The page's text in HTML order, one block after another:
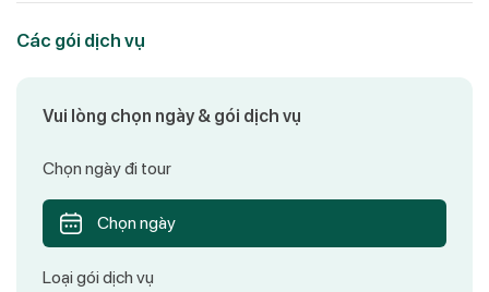
Các gói dịch vụ
Vui lòng chọn ngày & gói dịch vụ
Chọn ngày đi tour
Chọn ngày
Loại gói dịch vụ